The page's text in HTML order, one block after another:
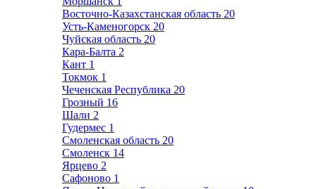
Восточно-Казахстанская область 20
Усть-Каменогорск 20
Чуйская область 20
Кара-Балта 2
Кант 1
Токмок 1
Чеченская Республика 20
Грозный 16
Шали 2
Гудермес 1
Смоленская область 20
Смоленск 14
Ярцево 2
Сафоново 1